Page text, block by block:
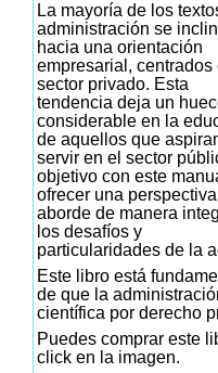
La mayoría de los
administración se
hacia una orientación
empresarial, centrados
sector privado. Esta
tendencia deja un
considerable en la
de aquellos que
servir en el sector
objetivo con este
ofrecer una
aborde de manera
los desafíos y
particularidades de la
Este libro está
de que la
científica por derecho
Puedes comprar este
click en la imagen.